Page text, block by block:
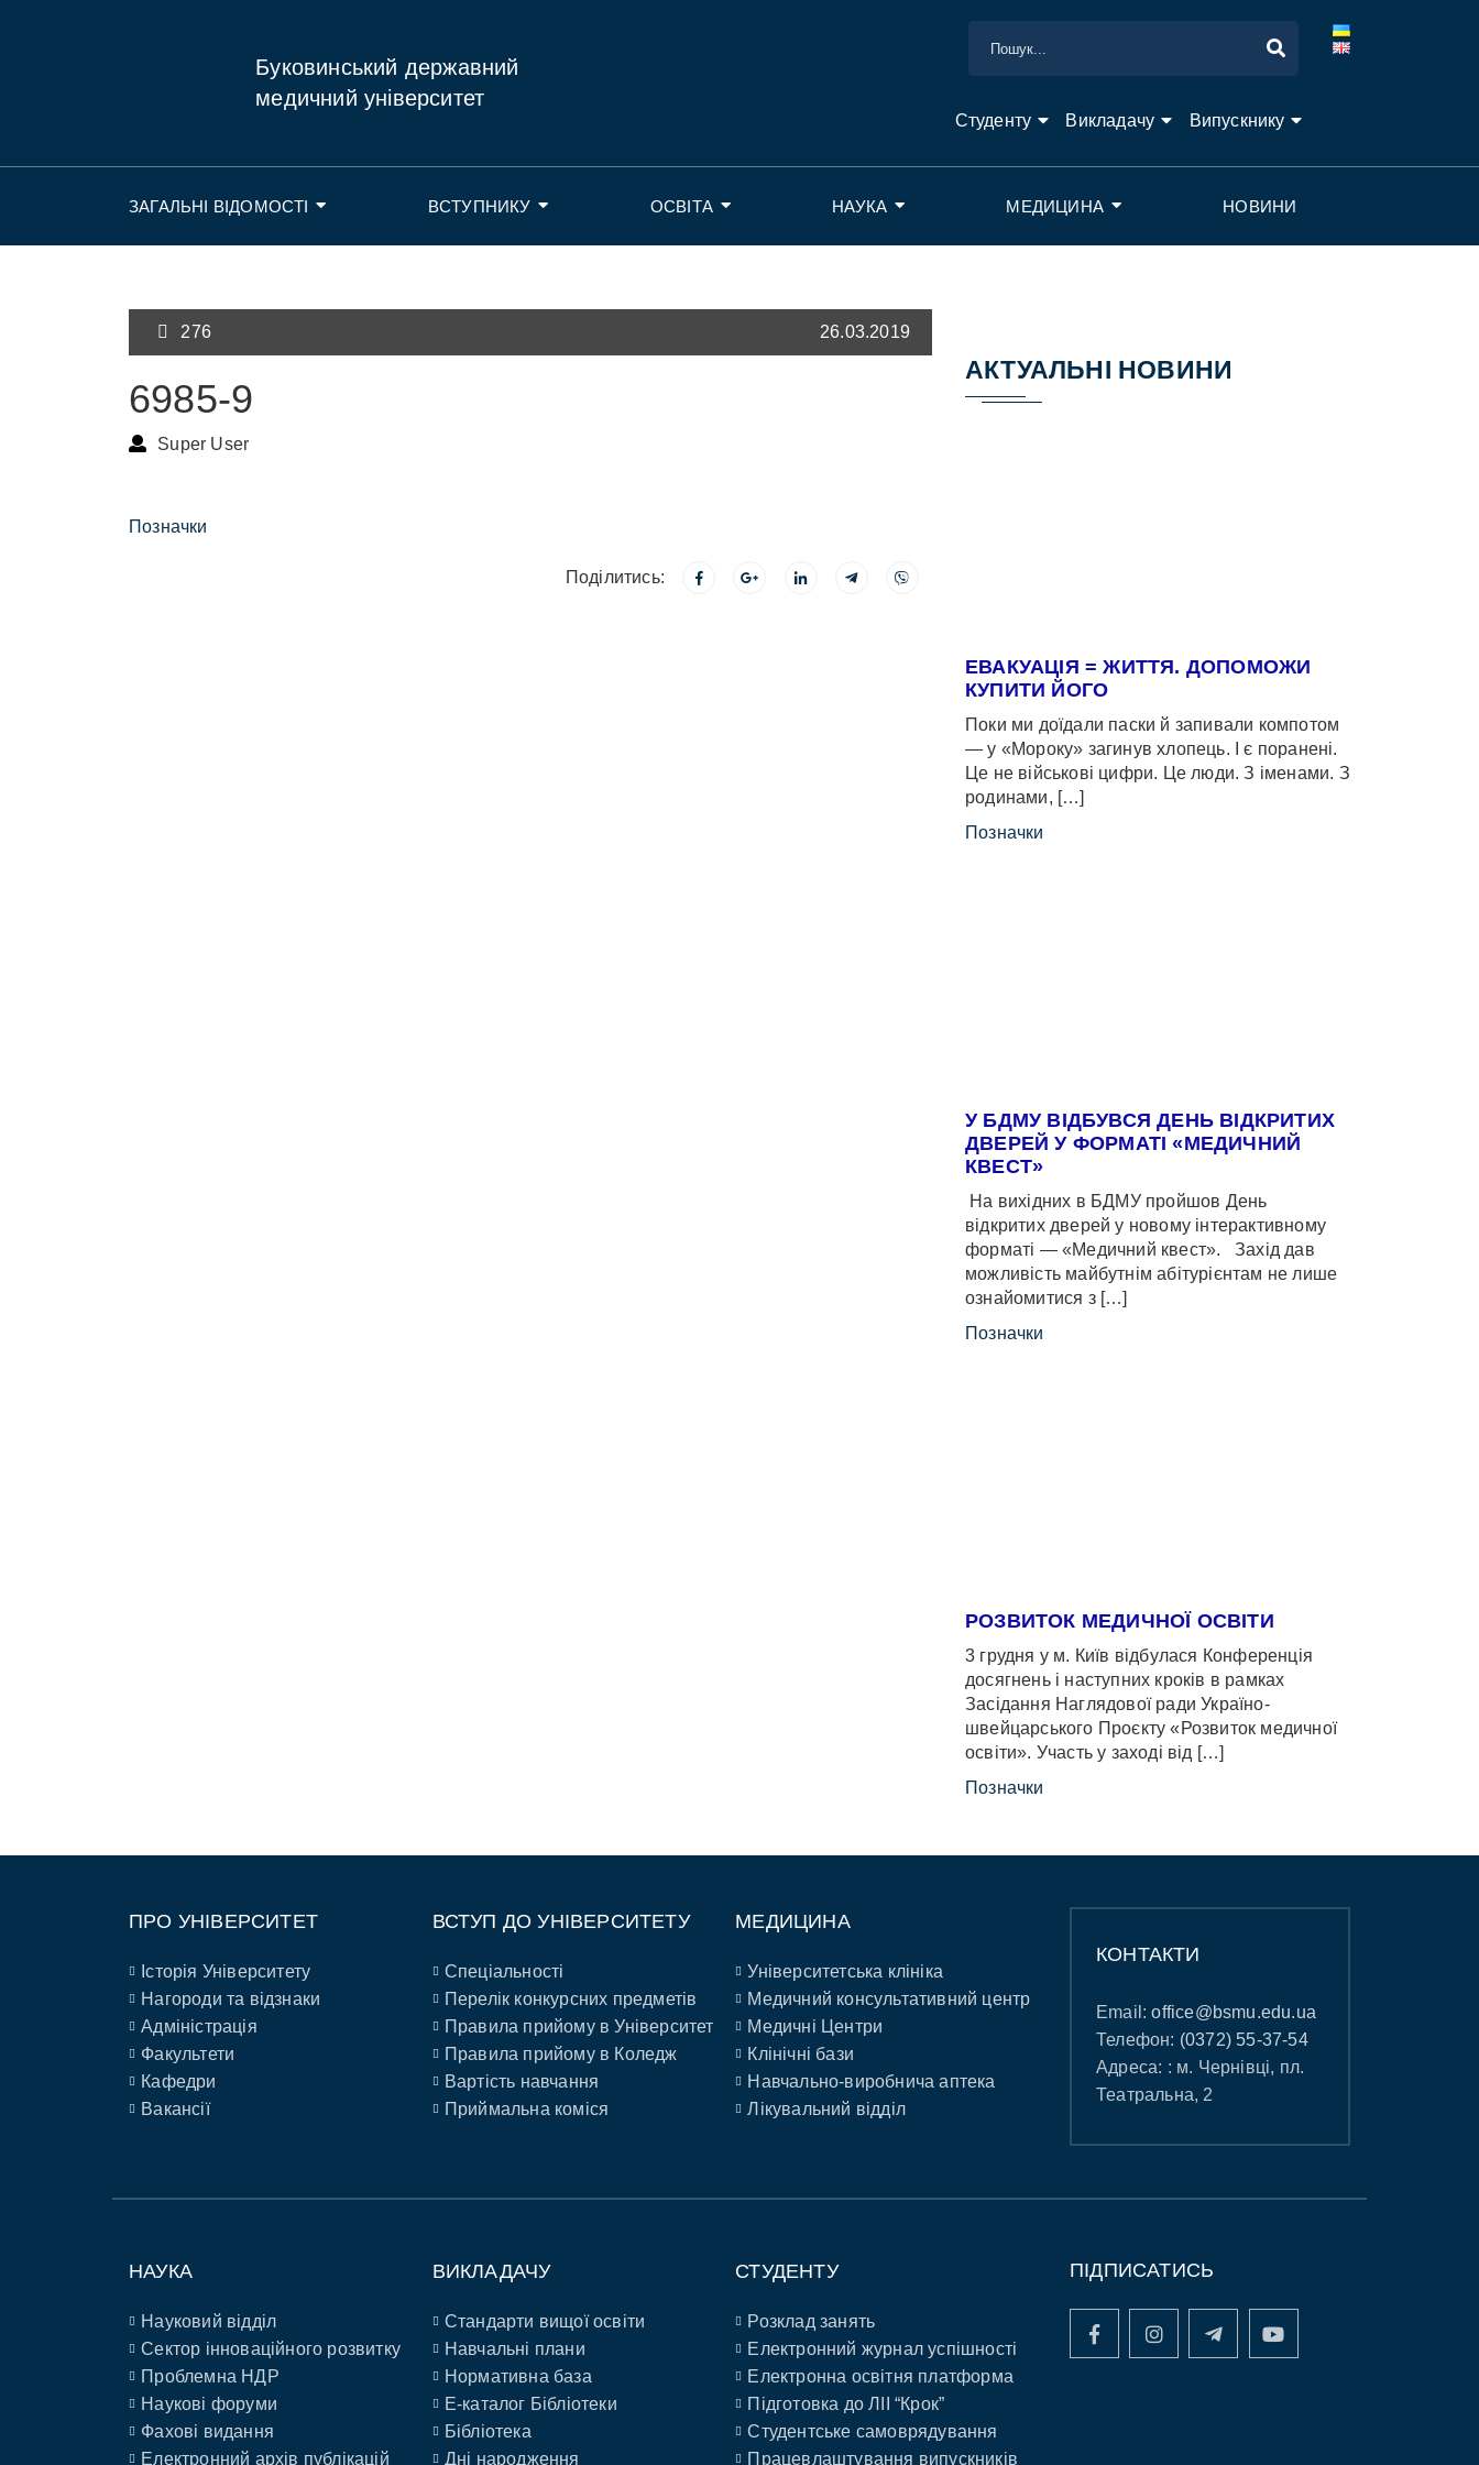
Буковинський державний
медичний університет
Студенту Викладачу Випускнику
ЗАГАЛЬНІ ВІДОМОСТІ ВСТУПНИКУ ОСВІТА НАУКА МЕДИЦИНА НОВИНИ
276 26.03.2019
6985-9
Super User
Позначки
Поділитись:
АКТУАЛЬНІ НОВИНИ
ЕВАКУАЦІЯ = ЖИТТЯ. ДОПОМОЖИ
КУПИТИ ЙОГО
Поки ми доїдали паски й запивали компотом
— у «Мороку» загинув хлопець. І є поранені.
Це не військові цифри. Це люди. З іменами. З
родинами, […]
Позначки
У БДМУ ВІДБУВСЯ ДЕНЬ ВІДКРИТИХ
ДВЕРЕЙ У ФОРМАТІ «МЕДИЧНИЙ
КВЕСТ»
На вихідних в БДМУ пройшов День
відкритих дверей у новому інтерактивному
форматі — «Медичний квест». Захід дав
можливість майбутнім абітурієнтам не лише
ознайомитися з […]
Позначки
РОЗВИТОК МЕДИЧНОЇ ОСВІТИ
3 грудня у м. Київ відбулася Конференція
досягнень і наступних кроків в рамках
Засідання Наглядової ради Україно-
швейцарського Проєкту «Розвиток медичної
освіти». Участь у заході від […]
Позначки
ПРО УНІВЕРСИТЕТ
Історія Університету
Нагороди та відзнаки
Адміністрація
Факультети
Кафедри
Вакансії
ВСТУП ДО УНІВЕРСИТЕТУ
Спеціальності
Перелік конкурсних предметів
Правила прийому в Університет
Правила прийому в Коледж
Вартість навчання
Приймальна коміся
МЕДИЦИНА
Університетська клініка
Медичний консультативний центр
Медичні Центри
Клінічні бази
Навчально-виробнича аптека
Лікувальний відділ
КОНТАКТИ
Email:office@bsmu.edu.ua
Телефон: (0372) 55-37-54
Адреса: : м. Чернівці, пл.
Театральна, 2
НАУКА
Науковий відділ
Сектор інноваційного розвитку
Проблемна НДР
Наукові форуми
Фахові видання
Електронний архів публікацій
ВИКЛАДАЧУ
Стандарти вищої освіти
Навчальні плани
Нормативна база
E-каталог Бібліотеки
Бібліотека
Дні народження
СТУДЕНТУ
Розклад занять
Електронний журнал успішності
Електронна освітня платформа
Підготовка до ЛІІ “Крок”
Студентське самоврядування
Працевлаштування випускників
ПІДПИСАТИСЬ